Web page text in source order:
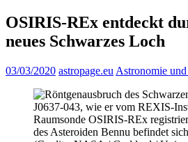
OSIRIS-REx entdeckt
neues Schwarzes Loch
03/03/2020 astropage.eu Astronomie